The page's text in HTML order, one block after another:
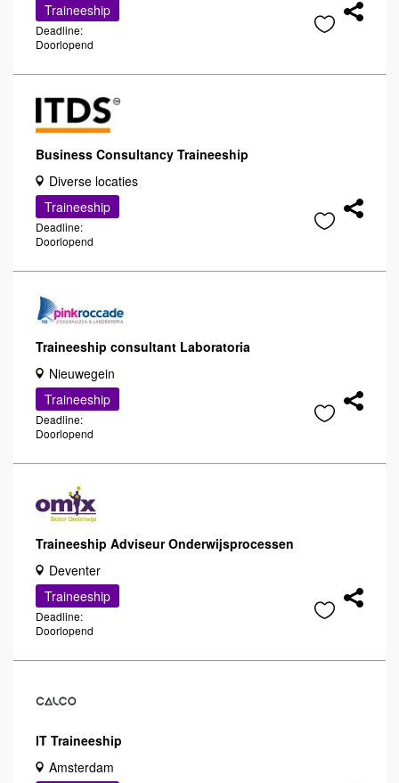
Traineeship
Deadline:
Doorlopend
Business Consultancy Traineeship
Diverse locaties
Traineeship
Deadline:
Doorlopend
Traineeship consultant Laboratoria
Nieuwegein
Traineeship
Deadline:
Doorlopend
Traineeship Adviseur Onderwijsprocessen
Deventer
Traineeship
Deadline:
Doorlopend
IT Traineeship
Amsterdam